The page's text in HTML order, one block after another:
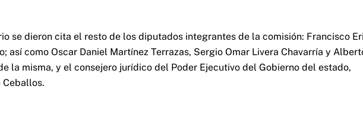
se dieron cita el resto de los diputados integrantes de la comisión: Francisco
así como Oscar Daniel Martínez Terrazas, Sergio Omar Livera Chavarría y
la misma, y el consejero jurídico del Poder Ejecutivo del Gobierno del estado,
Ceballos.